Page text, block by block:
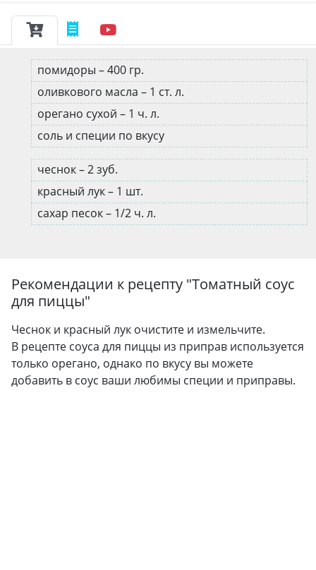
помидоры – 400 гр.
оливкового масла – 1 ст. л.
орегано сухой – 1 ч. л.
соль и специи по вкусу
чеснок – 2 зуб.
красный лук – 1 шт.
сахар песок – 1/2 ч. л.
Рекомендации к рецепту "Томатный соус
для пиццы"
Чеснок и красный лук очистите и измельчите.
В рецепте соуса для пиццы из приправ используется
только орегано, однако по вкусу вы можете
добавить в соус ваши любимы специи и приправы.